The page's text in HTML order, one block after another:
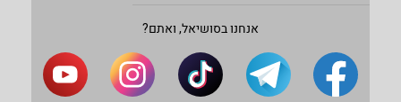
אנחנו בסושיאל, ואתם?